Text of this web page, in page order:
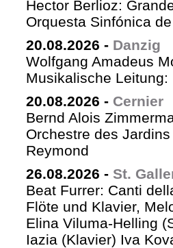
Hector Berlioz:
Orquesta Sinfónica
20.08.2026 - Danzig
Wolfgang Amadeus
Musikalische
20.08.2026 - Cernier
Bernd Alois
Orchestre des
Reymond
26.08.2026 - St.
Beat Furrer: Canti
Flöte und Klavier,
Elina Viluma-Helling
Iazia (Klavier) Iva